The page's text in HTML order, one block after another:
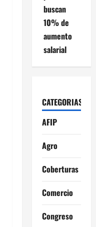
buscan
10% de
aumento
salarial
CATEGORIAS
AFIP
Agro
Coberturas
Comercio
Congreso